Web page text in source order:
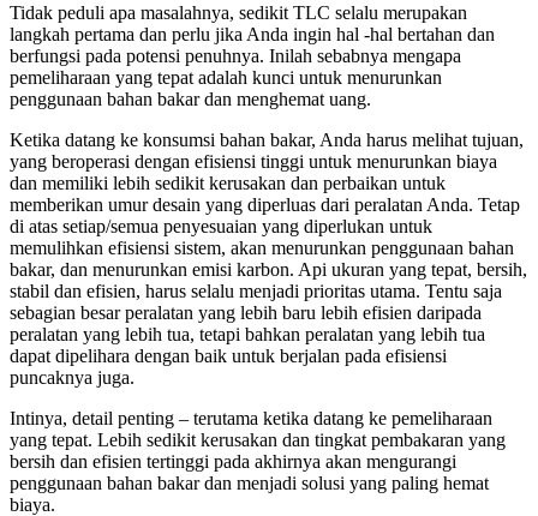
Tidak peduli apa masalahnya, sedikit TLC selalu merupakan
langkah pertama dan perlu jika Anda ingin hal -hal bertahan dan
berfungsi pada potensi penuhnya. Inilah sebabnya mengapa
pemeliharaan yang tepat adalah kunci untuk menurunkan
penggunaan bahan bakar dan menghemat uang.
Ketika datang ke konsumsi bahan bakar, Anda harus melihat tujuan,
yang beroperasi dengan efisiensi tinggi untuk menurunkan biaya
dan memiliki lebih sedikit kerusakan dan perbaikan untuk
memberikan umur desain yang diperluas dari peralatan Anda. Tetap
di atas setiap/semua penyesuaian yang diperlukan untuk
memulihkan efisiensi sistem, akan menurunkan penggunaan bahan
bakar, dan menurunkan emisi karbon. Api ukuran yang tepat, bersih,
stabil dan efisien, harus selalu menjadi prioritas utama. Tentu saja
sebagian besar peralatan yang lebih baru lebih efisien daripada
peralatan yang lebih tua, tetapi bahkan peralatan yang lebih tua
dapat dipelihara dengan baik untuk berjalan pada efisiensi
puncaknya juga.
Intinya, detail penting – terutama ketika datang ke pemeliharaan
yang tepat. Lebih sedikit kerusakan dan tingkat pembakaran yang
bersih dan efisien tertinggi pada akhirnya akan mengurangi
penggunaan bahan bakar dan menjadi solusi yang paling hemat
biaya.